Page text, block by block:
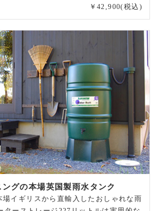
￥42,900(税込)
ングの本場英国製雨水タンク
場イギリスから直輸入したおしゃれな雨